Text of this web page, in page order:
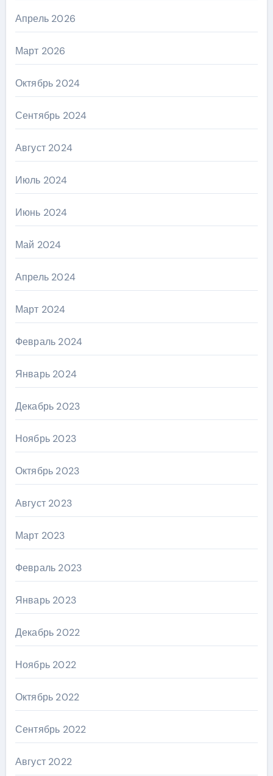
Апрель 2026
Март 2026
Октябрь 2024
Сентябрь 2024
Август 2024
Июль 2024
Июнь 2024
Май 2024
Апрель 2024
Март 2024
Февраль 2024
Январь 2024
Декабрь 2023
Ноябрь 2023
Октябрь 2023
Август 2023
Март 2023
Февраль 2023
Январь 2023
Декабрь 2022
Ноябрь 2022
Октябрь 2022
Сентябрь 2022
Август 2022